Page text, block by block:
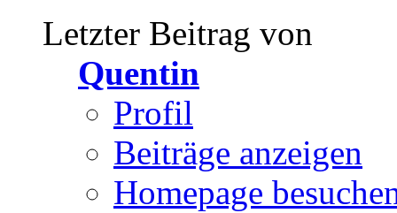
Letzter Beitrag von
Quentin
Profil
Beiträge anzeigen
Homepage